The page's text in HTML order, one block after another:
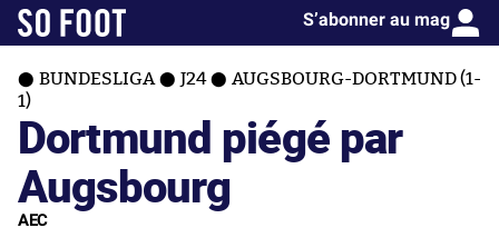
S’abonner au mag
BUNDESLIGA J24
AUGSBOURG-DORTMUND (1-
1)
Dortmund piégé par
Augsbourg
AEC